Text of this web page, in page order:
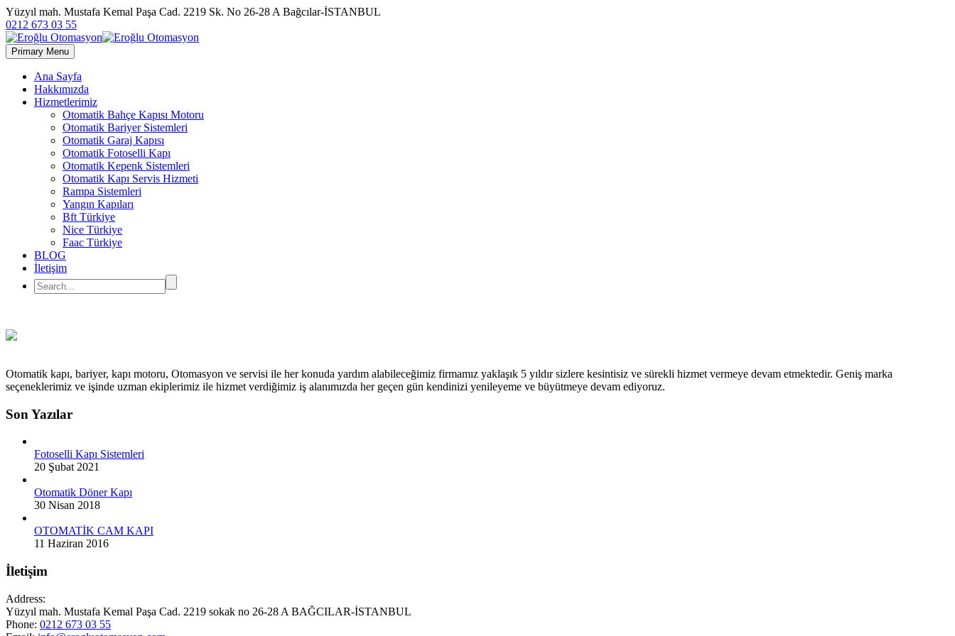
Yüzyıl mah. Mustafa Kemal Paşa Cad. 2219 Sk. No 26-28 A Bağcılar-İSTANBUL
0212 673 03 55
Primary Menu
Ana Sayfa
Hakkımızda
Hizmetlerimiz
Otomatik Bahçe Kapısı Motoru
Otomatik Bariyer Sistemleri
Otomatik Garaj Kapısı
Otomatik Fotoselli Kapı
Otomatik Kepenk Sistemleri
Otomatik Kapı Servis Hizmeti
Rampa Sistemleri
Yangın Kapıları
Bft Türkiye
Nice Türkiye
Faac Türkiye
BLOG
İletişim
Otomatik kapı, bariyer, kapı motoru, Otomasyon ve servisi ile her konuda yardım alabileceğimiz firmamız yaklaşık 5 yıldır sizlere kesintisiz ve sürekli hizmet vermeye devam etmektedir. Geniş marka
seçeneklerimiz ve işinde uzman ekiplerimiz ile hizmet verdiğimiz iş alanımızda her geçen gün kendinizi yenileyeme ve büyütmeye devam ediyoruz.
Son Yazılar
Fotoselli Kapı Sistemleri
20 Şubat 2021
Otomatik Döner Kapı
30 Nisan 2018
OTOMATİK CAM KAPI
11 Haziran 2016
İletişim
Address:
Yüzyıl mah. Mustafa Kemal Paşa Cad. 2219 sokak no 26-28 A BAĞCILAR-İSTANBUL
Phone: 0212 673 03 55